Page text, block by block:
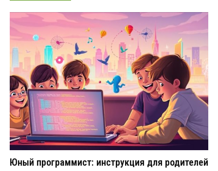
Юный программист: инструкция для родителей